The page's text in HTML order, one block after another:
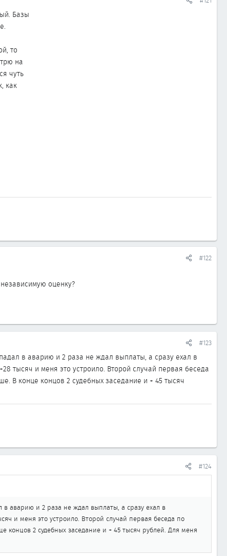
Базы
то
на
чуть
как
#122
оценку?
#123
в аварию и 2 раза не ждал выплаты, а сразу ехал в
тысяч и меня это устроило. Второй случай первая беседа
В конце концов 2 судебных заседание и + 45 тысяч
#124
аварию и 2 раза не ждал выплаты, а сразу ехал в
и меня это устроило. Второй случай первая беседа по
концов 2 судебных заседание и + 45 тысяч рублей. Для меня